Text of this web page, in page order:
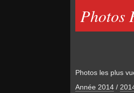
Photos
Photos les plus
Année 2014 /